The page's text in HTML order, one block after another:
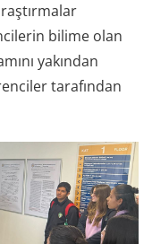
bilime olan
yakından
tarafından